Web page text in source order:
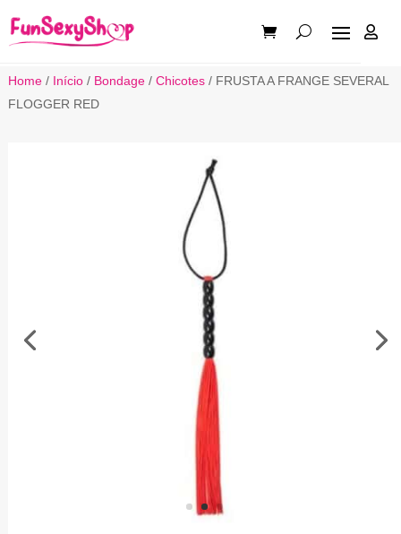

Home/ Início/ Bondage/ Chicotes/ FRUSTA A FRANGE SEVERAL
FLOGGER RED